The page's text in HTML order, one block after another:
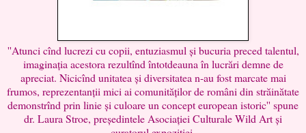
''Atunci cînd lucrezi cu copii, entuziasmul și bucuria preced talentul,
imaginația acestora rezultînd întotdeauna în lucrări demne de
apreciat. Nicicînd unitatea și diversitatea n-au fost marcate mai
frumos, reprezentanții mici ai comunităților de români din străinătate
demonstrînd prin linie și culoare un concept european istoric'' spune
dr. Laura Stroe, președintele Asociației Culturale Wild Art și